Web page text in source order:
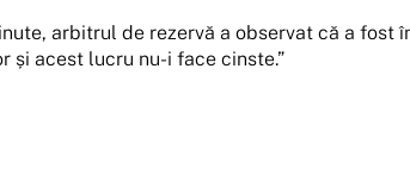
arbitrul de rezervă a observat că a
și acest lucru nu-i face cinste.”